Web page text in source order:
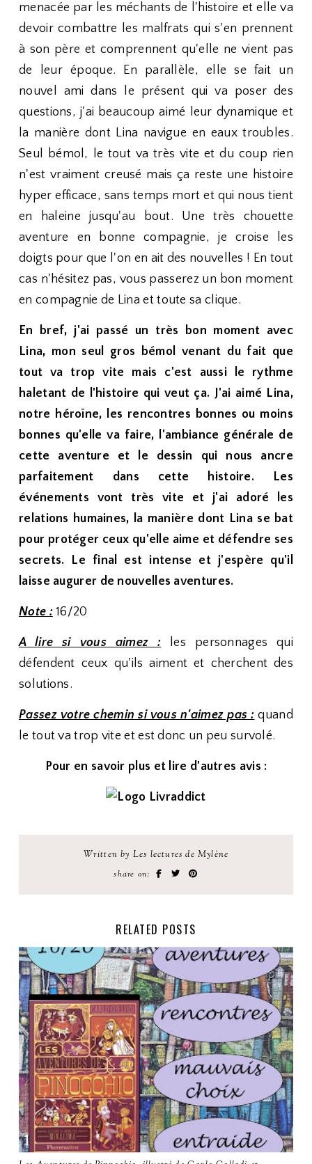
menacée par les méchants de l'histoire et elle va
devoir combattre les malfrats qui s'en prennent
à son père et comprennent qu'elle ne vient pas
de leur époque. En parallèle, elle se fait un
nouvel ami dans le présent qui va poser des
questions, j'ai beaucoup aimé leur dynamique et
la manière dont Lina navigue en eaux troubles.
Seul bémol, le tout va très vite et du coup rien
n'est vraiment creusé mais ça reste une histoire
hyper efficace, sans temps mort et qui nous tient
en haleine jusqu'au bout. Une très chouette
aventure en bonne compagnie, je croise les
doigts pour que l'on en ait des nouvelles ! En tout
cas n'hésitez pas, vous passerez un bon moment
en compagnie de Lina et toute sa clique.
En bref, j'ai passé un très bon moment avec
Lina, mon seul gros bémol venant du fait que
tout va trop vite mais c'est aussi le rythme
haletant de l'histoire qui veut ça. J'ai aimé Lina,
notre héroïne, les rencontres bonnes ou moins
bonnes qu'elle va faire, l'ambiance générale de
cette aventure et le dessin qui nous ancre
parfaitement dans cette histoire. Les
événements vont très vite et j'ai adoré les
relations humaines, la manière dont Lina se bat
pour protéger ceux qu'elle aime et défendre ses
secrets. Le final est intense et j'espère qu'il
laisse augurer de nouvelles aventures.
Note :16/20
A lire si vous aimez : les personnages qui
défendent ceux qu'ils aiment et cherchent des
solutions.
Passez votre chemin si vous n'aimez pas : quand
le tout va trop vite et est donc un peu survolé.
Pour en savoir plus et lire d'autres avis :
Written by Les lectures de Mylène
share on:
RELATED POSTS